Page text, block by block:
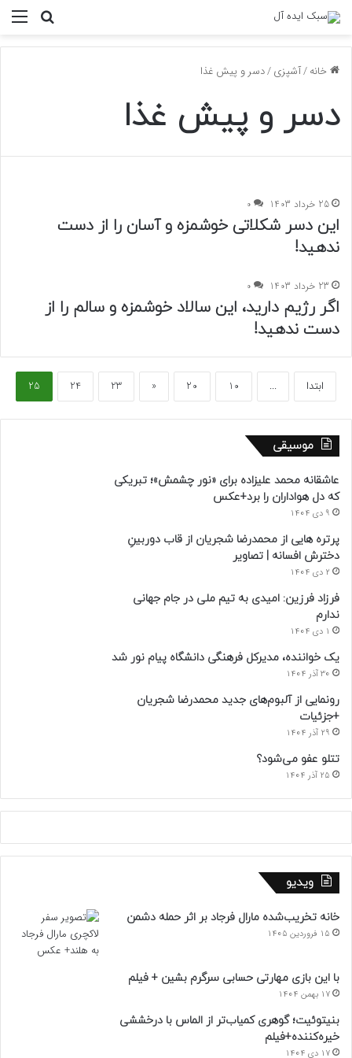
خانه/آشپزی/دسر و پیش غذا
دسر و پیش غذا
25 خرداد 1403 0
این دسر شکلاتی خوشمزه و آسان را از دست
ندهید!
23 خرداد 1403 0
اگر رژیم دارید، این سالاد خوشمزه و سالم را از
دست ندهید!
ابتدا ...
10
20
«
23
24
25
موسیقی
عاشقانه محمد علیزاده برای «نور چشمش»؛ تبریکی
که دل هواداران را برد+عکس
9 دی 1404
پرتره هایی از محمدرضا شجریان از قاب دوربینِ
دخترش افسانه | تصاویر
2 دی 1404
فرزاد فرزین: امیدی به تیم ملی در جام جهانی
ندارم
1 دی 1404
یک خواننده، مدیرکل فرهنگی دانشگاه پیام نور شد
30 آذر 1404
رونمایی از آلبوم‌های جدید محمدرضا شجریان
+جزئیات
29 آذر 1404
تتلو عفو می‌شود؟
25 آذر 1404
ویدیو
خانه تخریب‌شده مارال فرجاد بر اثر حمله دشمن
15 فروردین 1405
با این بازی مهارتی حسابی سرگرم بشین + فیلم
17 بهمن 1404
بنیتوئیت؛ گوهری کمیاب‌تر از الماس با درخششی
خیره‌کننده+فیلم
17 دی 1404